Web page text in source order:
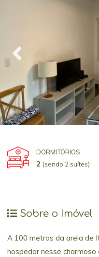
DORMITÓRIOS
2 (sendo 2 suítes)
Sobre o Imóvel
A 100 metros da areia de
hospedar nesse